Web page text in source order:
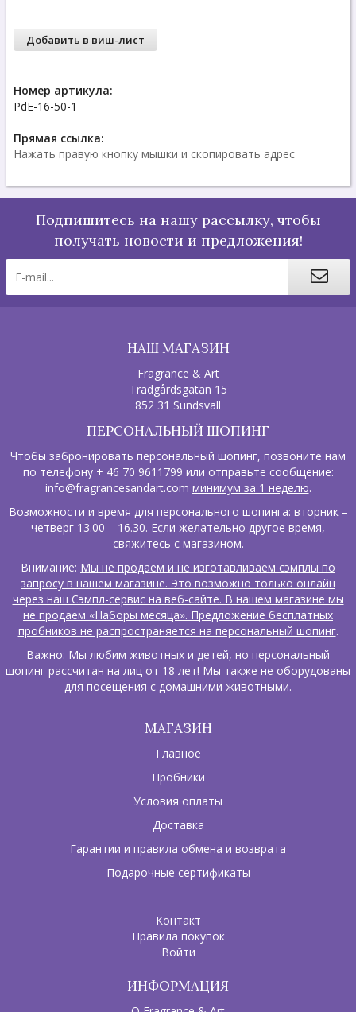
Добавить в виш-лист
Номер артикула:
PdE-16-50-1
Прямая ссылка:
Нажать правую кнопку мышки и скопировать адрес
Подпишитесь на нашу рассылку, чтобы
получать новости и предложения!
НАШ МАГАЗИН
Fragrance & Art
Trädgårdsgatan 15
852 31 Sundsvall
ПЕРСОНАЛЬНЫЙ ШОПИНГ
Чтобы забронировать персональный шопинг, позвоните нам
по телефону + 46 70 9611799 или отправьте сообщение:
info@fragrancesandart.com минимум за 1 неделю.
Возможности и время для персонального шопинга: вторник –
четверг 13.00 – 16.30. Если желательно другое время,
свяжитесь с магазином.
Внимание: Мы не продаем и не изготавливаем сэмплы по
запросу в нашем магазине. Это возможно только онлайн
через наш Сэмпл-сервис на веб-сайте. В нашем магазине мы
не продаем «Наборы месяца». Предложение бесплатных
пробников не распространяется на персональный шопинг.
Важно: Мы любим животных и детей, но персональный
шопинг рассчитан на лиц от 18 лет! Мы также не оборудованы
для посещения с домашними животными.
МАГАЗИН
Главное
Пробники
Условия оплаты
Доставка
Гарантии и правила обмена и возврата
Подарочные сертификаты
Контакт
Правила покупок
Войти
ИНФОРМАЦИЯ